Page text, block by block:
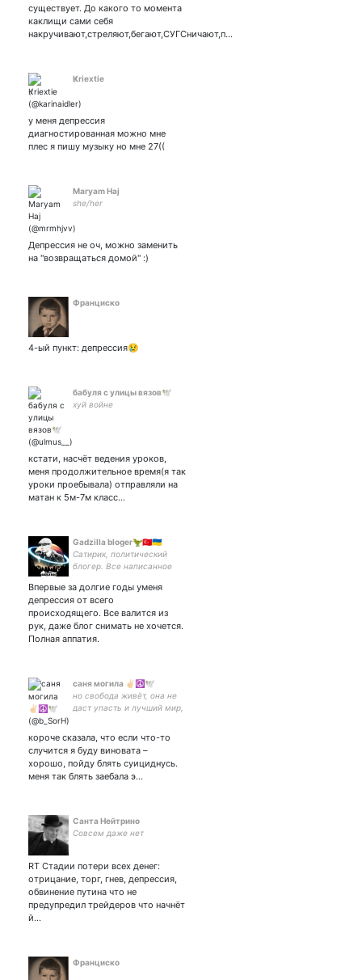
существует. До какого то момента
каклищи сами себя
накручивают,стреляют,бегают,СУГСничают,п…
K̷riextie
у меня депрессия
диагностированная можно мне
плес я пишу музыку но мне 27((
Maryam Haj
she/her
Депрессия не оч, можно заменить
на "возвращаться домой" :)
Франциско
4-ый пункт: депрессия😢
бабуля с улицы вязов🕊️
хуй войне
кстати, насчёт ведения уроков,
меня продолжительное время(я так
уроки проебывала) отправляли на
матан к 5м-7м класс…
Gadzilla bloger🦖🇹🇷🇺🇦
Сатирик, политический
блогер. Все написанное
оценочным суждением ...
Впервые за долгие годы уменя
депрессия от всего
происходящего. Все валится из
рук, даже блог снимать не хочется.
Полная аппатия.
саня могила ✌🏻☮️🕊️
но свобода живёт, она не
даст упасть и лучший мир,
взойдёт, он растопит лёд
короче сказала, что если что-то
случится я буду виновата –
хорошо, пойду блять суициднусь.
меня так блять заебала э…
Санта Нейтрино
Совсем даже нет
RT Стадии потери всех денег:
отрицание, торг, гнев, депрессия,
обвинение путина что не
предупредил трейдеров что начнёт
й…
Франциско